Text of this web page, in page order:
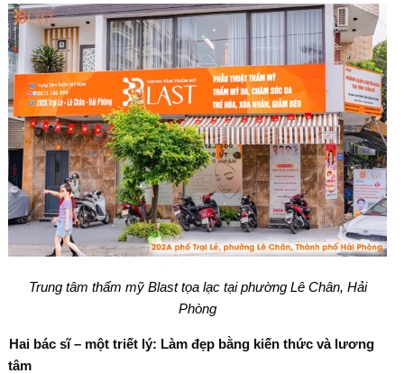
Trung tâm thẩm mỹ Blast tọa lạc tại phường Lê Chân, Hải
Phòng
Hai bác sĩ – một triết lý: Làm đẹp bằng kiến thức và lương
tâm